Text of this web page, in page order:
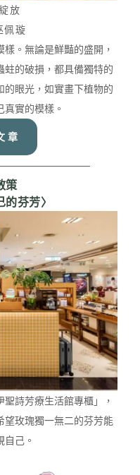
放
佩璇
。無論是鮮豔的盛開，
蛀的破損，都具備獨特的
的眼光，如實畫下植物的
實的模樣。
章
策
的芬芳〉
詩芳療⽣活館專櫃」，
望玫瑰獨一無二的芬芳能
⼰。